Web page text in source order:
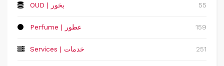
OUD | بخور 55
Perfume | عطور 159
Services | خدمات 251